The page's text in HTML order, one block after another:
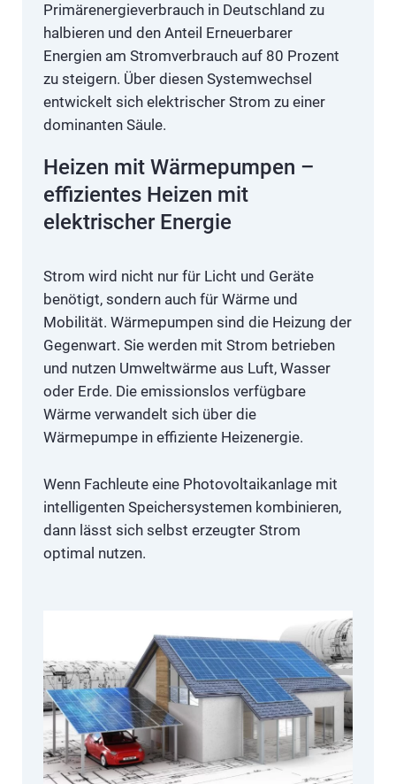
Primärenergieverbrauch in Deutschland zu
halbieren und den Anteil Erneuerbarer
Energien am Stromverbrauch auf 80 Prozent
zu steigern. Über diesen Systemwechsel
entwickelt sich elektrischer Strom zu einer
dominanten Säule.
Heizen mit Wärmepumpen –
effizientes Heizen mit
elektrischer Energie
Strom wird nicht nur für Licht und Geräte
benötigt, sondern auch für Wärme und
Mobilität. Wärmepumpen sind die Heizung der
Gegenwart. Sie werden mit Strom betrieben
und nutzen Umweltwärme aus Luft, Wasser
oder Erde. Die emissionslos verfügbare
Wärme verwandelt sich über die
Wärmepumpe in effiziente Heizenergie.
Wenn Fachleute eine Photovoltaikanlage mit
intelligenten Speichersystemen kombinieren,
dann lässt sich selbst erzeugter Strom
optimal nutzen.